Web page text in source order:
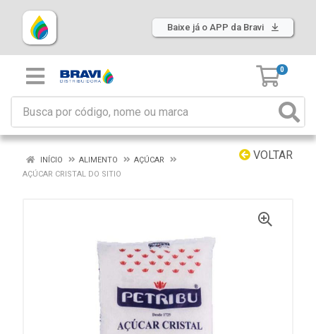
Baixe já o APP da Bravi
0
VOLTAR
INÍCIO ALIMENTO
AÇÚCAR
AÇÚCAR CRISTAL DO SITIO